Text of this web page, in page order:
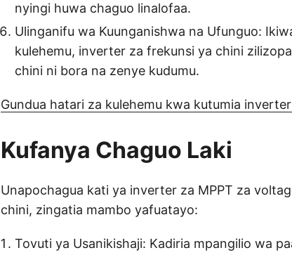
nyingi huwa chaguo linalofaa.
Ulinganifu wa Kuunganishwa na Ufunguo:
kulehemu, inverter za frekunsi ya chini
chini ni bora na zenye kudumu.
Gundua hatari za kulehemu kwa kutumia
Kufanya Chaguo Laki
Unapochagua kati ya inverter za MPPT za
chini, zingatia mambo yafuatayo:
Tovuti ya Usanikishaji: Kadiria mpangilio wa